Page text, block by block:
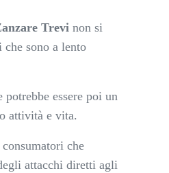
Trevi non si
sono a lento
essere poi un
attività e vita.
che
attacchi diretti agli